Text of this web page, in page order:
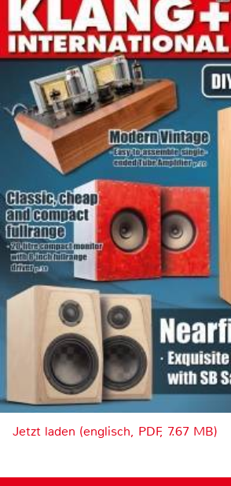
Jetzt laden (englisch, PDF, 7.67 MB)